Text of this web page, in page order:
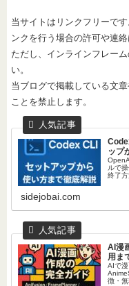
当サイトはリンクフリーで
ンクを行う場合の許可や連絡
ただし、インラインフレー
い。
当ブログで掲載している文
ことを禁止します。
ップ
ルで
終了
sidejobai.com
AI漫
用ま
AIで
徴・